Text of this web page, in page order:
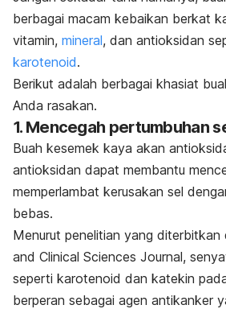
berbagai macam kebaikan berkat
vitamin, mineral, dan antioksidan
karotenoid.
Berikut adalah berbagai khasiat
Anda rasakan.
1. Mencegah pertumbuhan
Buah kesemek kaya akan
antioksidan dapat membantu
memperlambat kerusakan sel
bebas.
Menurut penelitian yang diterbitkan
and Clinical Sciences Journal,
seperti karotenoid dan katekin
berperan sebagai agen antikanker